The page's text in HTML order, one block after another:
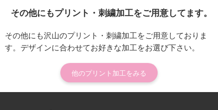
その他にもプリント・刺繍加工をご用意してます。
その他にも沢山のプリント・刺繍加工をご用意しておりま
す。デザインに合わせてお好きな加工をお選び下さい。
他のプリント加工をみる